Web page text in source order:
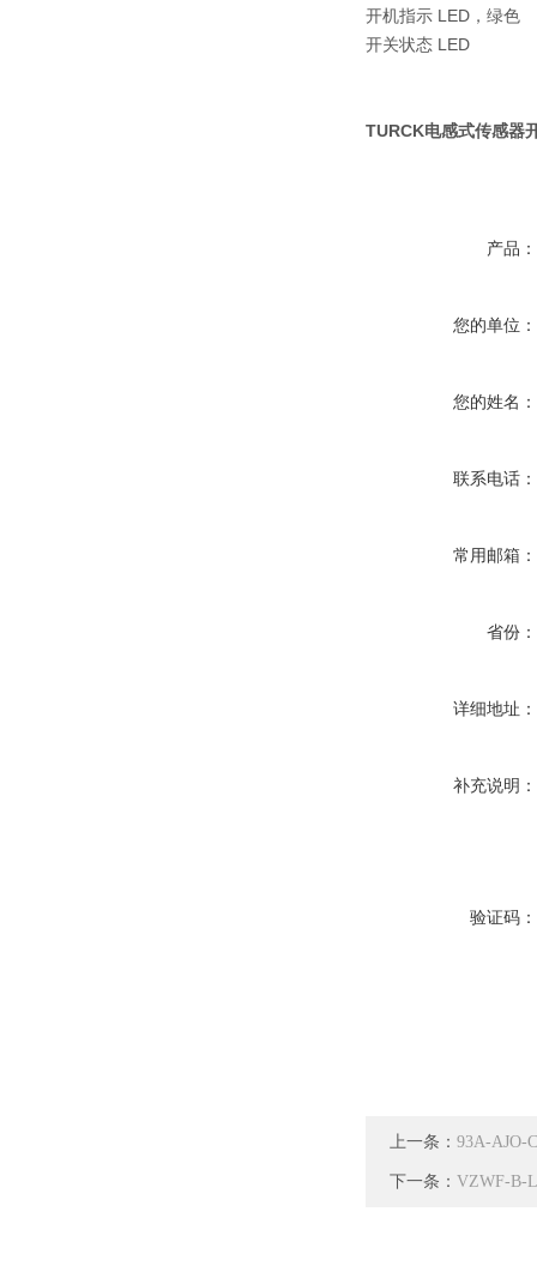
开机指示 LED，绿色
开关状态 LED
TURCK电感式传感器
产品：
您的单位：
您的姓名：
联系电话：
常用邮箱：
省份：
详细地址：
补充说明：
验证码：
上一条： 93A-AJO-
下一条： VZWF-B-